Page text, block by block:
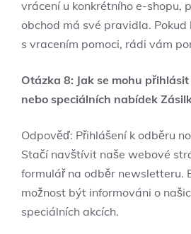
vrácení u konkrétního e-shopu,
obchod má své ‌pravidla.
s vracením ‍pomoci, rádi vám
Otázka 8:⁤ Jak se mohu
nebo ⁢speciálních nabídek
Odpověď:⁤ Přihlášení k odběru
Stačí navštívit⁣ naše webové
formulář na odběr newsletteru.
možnost⁣ být informováni o
speciálních⁣ akcích.